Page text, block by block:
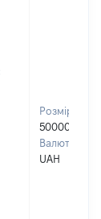
Розмір:
50000
Валюта:
UAH